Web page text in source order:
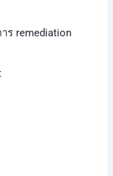
ร remediation